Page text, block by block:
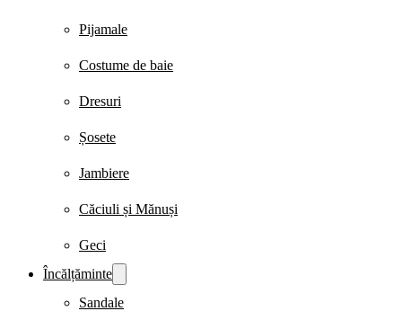
Pijamale
Costume de baie
Dresuri
Șosete
Jambiere
Căciuli și Mănuși
Geci
Încălțăminte
Sandale